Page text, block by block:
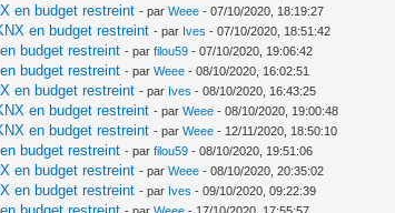
en budget restreint - parWeee - 07/10/2020, 18:19:27
en budget restreint - par Ives - 07/10/2020, 18:51:42
budget restreint - parfilou59 - 07/10/2020, 19:06:42
budget restreint - parWeee - 08/10/2020, 16:02:51
en budget restreint - par Ives - 08/10/2020, 16:43:25
en budget restreint - parWeee - 08/10/2020, 19:00:48
en budget restreint - parWeee - 12/11/2020, 18:50:10
budget restreint - parfilou59 - 08/10/2020, 19:51:06
en budget restreint - parWeee - 08/10/2020, 20:35:02
en budget restreint - par Ives - 09/10/2020, 09:22:39